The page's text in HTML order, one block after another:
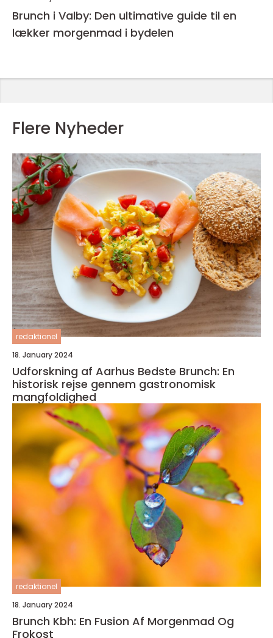
Brunch i Valby: Den ultimative guide til en
lækker morgenmad i bydelen
Flere Nyheder
redaktionel
18. January 2024
Udforskning af Aarhus Bedste Brunch: En
historisk rejse gennem gastronomisk
mangfoldighed
redaktionel
18. January 2024
Brunch Kbh: En Fusion Af Morgenmad Og
Frokost